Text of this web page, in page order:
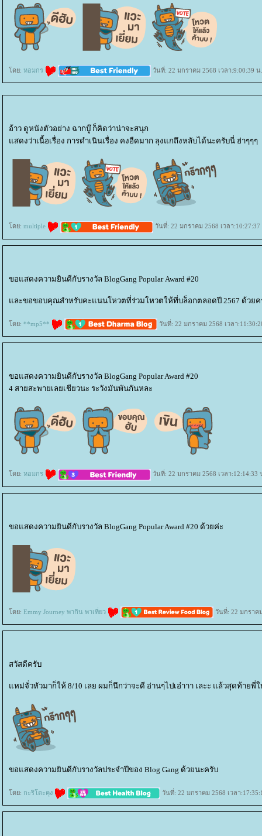
ดย: หอมกร วันที่: 22 มกราคม 2568 เวลา:9:00:39 น.
อ้าว ดูหนังตัวอย่าง ฉากบู๊ ก็คิดว่าน่าจะสนุก
สดงว่าเนื้อเรื่อง การดำเนินเรื่อง คงอืดมาก ลุงแกถึงหลับได้นะครับนี่ ฮ่าๆๆๆ
ดย: multiple วันที่: 22 มกราคม 2568 เวลา
ขอแสดงความยินดีกับรางวัล BlogGang Popular Award #20
ละขอขอบคุณสำหรับคะแนนโหวตที่ร่วมโหวตให้ที่บล็อกตลอดปี 2567 ด้วยค
ดย: **mp5** วันที่: 22 มกราคม 2568 เวลา
ขอแสดงความยินดีกับรางวัล BlogGang Popular Award #20
4 สายสะพายเลยเชียวนะ ระวังมันพันกันหละ
ดย: หอมกร วันที่: 22 มกราคม 2568 เวลา:12:14:33
ขอแสดงความยินดีกับรางวัล BlogGang Popular Award #20 ด้วยค่ะ
ดย: Emmy Journey พากิน พาเที่ยว วันที่: 22 มกราค
สวัสดีครับ
หม่จั่วหัวมาก็ให้ 8/10 เลย ผมก็นึกว่าจะดี อ่านๆไปเอ๋าาา เละะ แล้วสุดท้ายพี่
ขอแสดงความยินดีกับรางวัลประจำปีของ Blog Gang ด้วยนะครับ
ดย: กะริโตะคุง วันที่: 22 มกราคม 2568 เวลา